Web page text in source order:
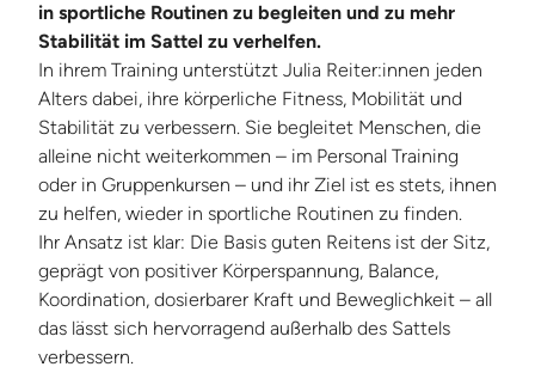
in sportliche Routinen zu begleiten und zu mehr
Stabilität im Sattel zu verhelfen.
In ihrem Training unterstützt Julia Reiter:innen jeden
Alters dabei, ihre körperliche Fitness, Mobilität und
Stabilität zu verbessern. Sie begleitet Menschen, die
alleine nicht weiterkommen – im Personal Training
oder in Gruppenkursen – und ihr Ziel ist es stets, ihnen
zu helfen, wieder in sportliche Routinen zu finden.
Ihr Ansatz ist klar: Die Basis guten Reitens ist der Sitz,
geprägt von positiver Körperspannung, Balance,
Koordination, dosierbarer Kraft und Beweglichkeit – all
das lässt sich hervorragend außerhalb des Sattels
verbessern.